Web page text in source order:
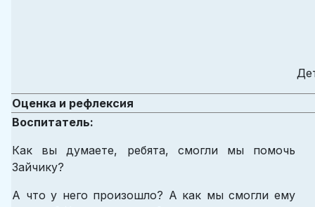
Оценка и рефлексия
Воспитатель:
Как вы думаете, ребята, смогли мы помочь
Зайчику?
А что у него произошло? А как мы смогли ему